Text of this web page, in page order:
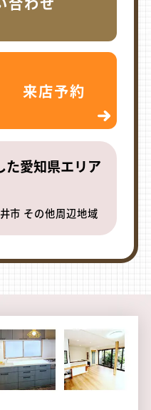
来店予約
た愛知県エリア
市 その他周辺地域